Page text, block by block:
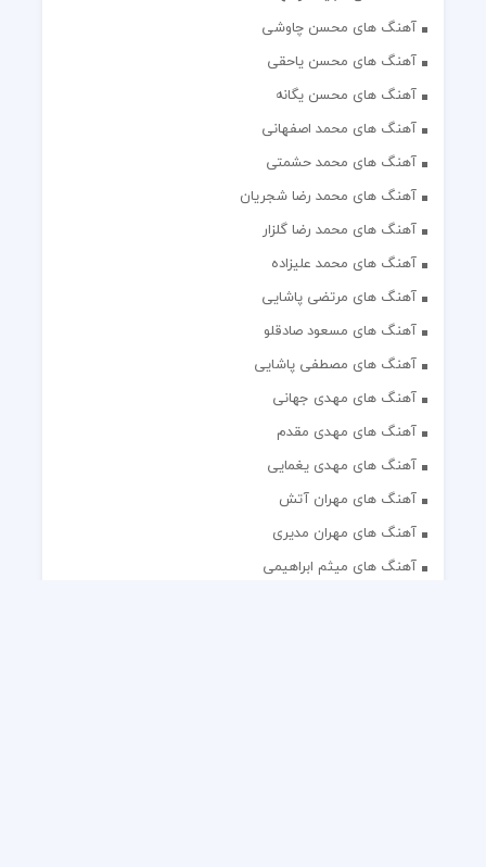
آهنگ های محسن چاوشی
آهنگ های محسن یاحقی
آهنگ های محسن یگانه
آهنگ های محمد اصفهانی
آهنگ های محمد حشمتی
آهنگ های محمد رضا شجریان
آهنگ های محمد رضا گلزار
آهنگ های محمد علیزاده
آهنگ های مرتضی پاشایی
آهنگ های مسعود صادقلو
آهنگ های مصطفی پاشایی
آهنگ های مهدی جهانی
آهنگ های مهدی مقدم
آهنگ های مهدی یغمایی
آهنگ های مهران آتش
آهنگ های مهران مدیری
آهنگ های میثم ابراهیمی